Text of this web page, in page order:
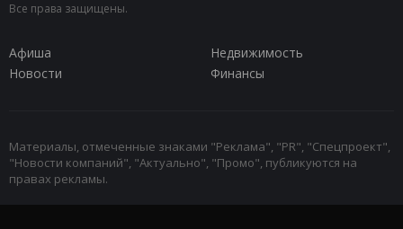
Все права защищены.
Афиша
Недвижимость
Новости
Финансы
Материалы, отмеченные знаками "Реклама", "PR", "Спецпроект",
"Новости компаний", "Актуально", "Промо", публикуются на
правах рекламы.